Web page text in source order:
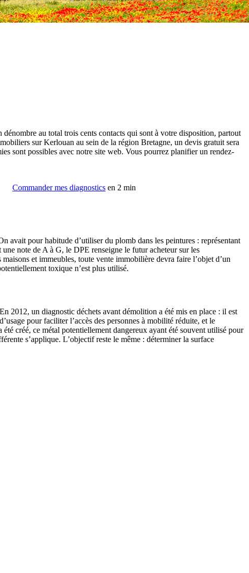
dénombre au total trois cents contacts qui sont à votre disposition, partout
sur Kerlouan au sein de la région Bretagne, un devis gratuit sera
sont possibles avec notre site web. Vous pourrez planifier un rendez-
Commander mes diagnostics en 2 min
avait pour habitude d’utiliser du plomb dans les peintures : représentant
note de A à G, le DPE renseigne le futur acheteur sur les
et immeubles, toute vente immobilière devra faire l’objet d’un
toxique n’est plus utilisé.
2012, un diagnostic déchets avant démolition a été mis en place : il est
pour faciliter l’accès des personnes à mobilité réduite, et le
créé, ce métal potentiellement dangereux ayant été souvent utilisé pour
s’applique. L’objectif reste le même : déterminer la surface